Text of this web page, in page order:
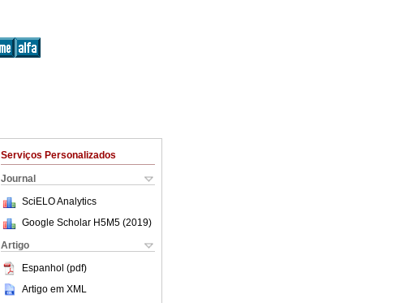
Serviços Personalizados
Journal
SciELO Analytics
Google Scholar H5M5 (2019)
Artigo
Espanhol (pdf)
Artigo em XML